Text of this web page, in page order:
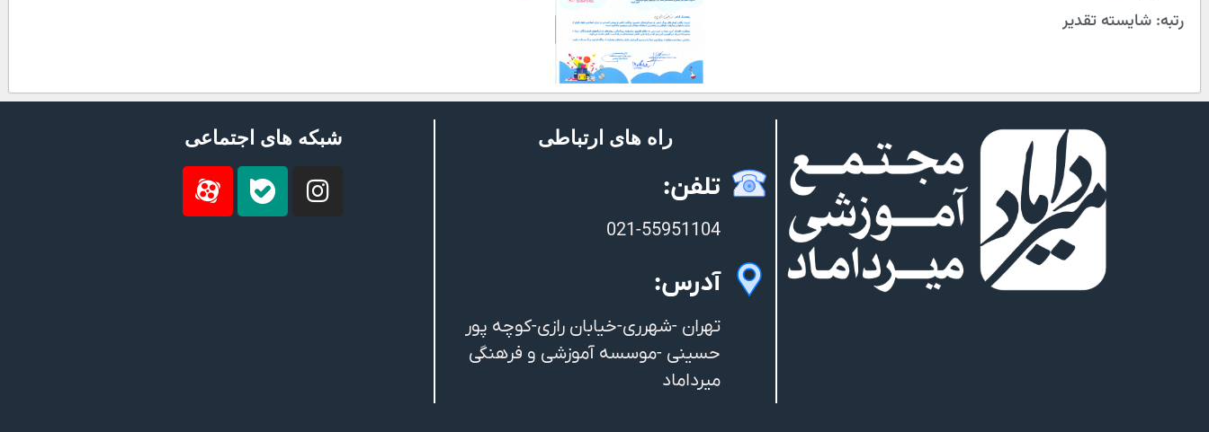
رتبه: شایسته تقدیر
راه های ارتباطی
تلفن:
021-55951104
آدرس:
تهران -شهرری-خیابان رازی-کوچه پور
حسینی -موسسه آموزشی و فرهنگی
میرداماد
شبکه های اجتماعی